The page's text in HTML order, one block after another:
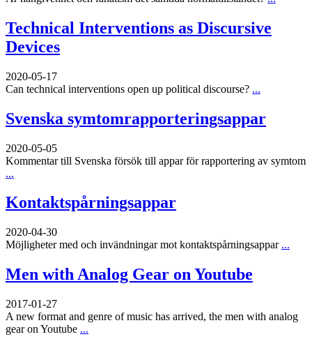
Technical Interventions as Discursive
Devices
2020-05-17
Can technical interventions open up political discourse? ...
Svenska symtomrapporteringsappar
2020-05-05
Kommentar till Svenska försök till appar för rapportering av symtom
...
Kontaktspårningsappar
2020-04-30
Möjligheter med och invändningar mot kontaktspårningsappar ...
Men with Analog Gear on Youtube
2017-01-27
A new format and genre of music has arrived, the men with analog
gear on Youtube ...